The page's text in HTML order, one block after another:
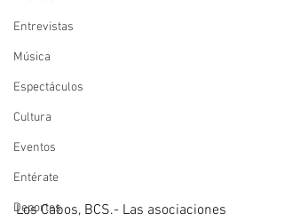
Entrevistas
Música
Espectáculos
Cultura
Eventos
Entérate
Deportes
Los Cabos, BCS.- Las asociaciones